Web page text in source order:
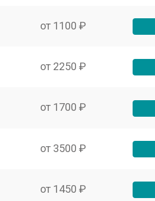
от 1100 ₽
от 2250 ₽
от 1700 ₽
от 3500 ₽
от 1450 ₽